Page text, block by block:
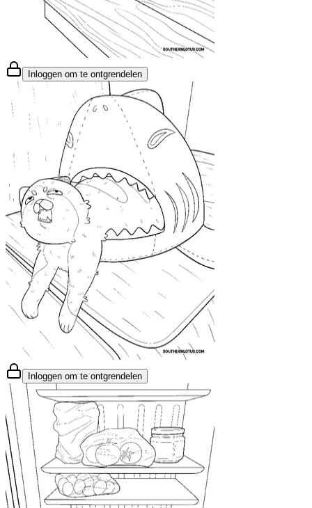
Inloggen om te ontgrendelen
Inloggen om te ontgrendelen